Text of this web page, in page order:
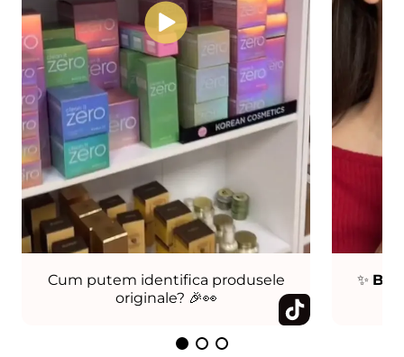
Cum putem identifica produsele
originale? 🎉👀
✨